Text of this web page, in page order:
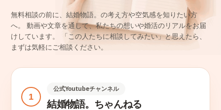
無料相談の前に、結婚物語。の考え方や空気感を知りたい方
へ。
動画や文章を通して、私たちの想いや婚活のリアルをお届
けしています。
「この人たちに相談してみたい」と思えたら、
まずは気軽にご相談ください。
1
公式Youtubeチャンネル
結婚物語。ちゃんねる